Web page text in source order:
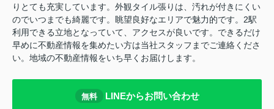
りとても充実しています。外観タイル張りは、汚れが付きにくい
のでいつまでも綺麗です。眺望良好なエリアで魅力的です。2駅
利用できる立地となっていて、アクセスが良いです。できるだけ
早めに不動産情報を集めたい方は当社スタッフまでご連絡くださ
い。地域の不動産情報をいち早くお届けします。
無料 LINEからお問い合わせ